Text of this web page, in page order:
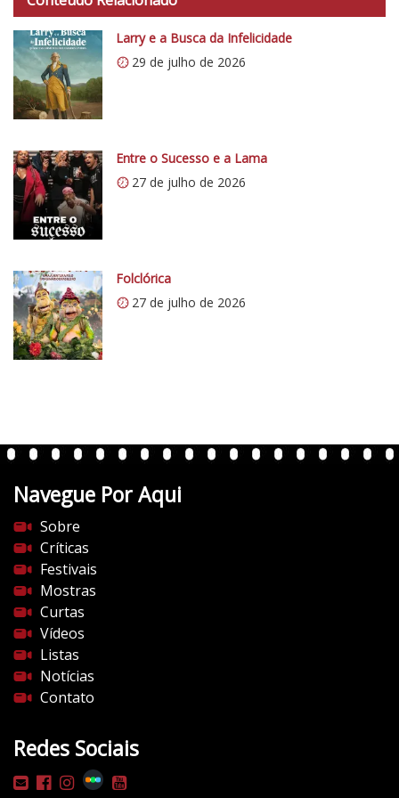
p
s
:
/
/
0
.
w
p
.
o
m
/
v
e
n
e
d
o
c
i
n
e
m
a
.
o
m
/
Larry e a Busca da Infelicidade
29 de julho de 2026
Entre o Sucesso e a Lama
27 de julho de 2026
Folclórica
27 de julho de 2026
Navegue Por Aqui
Sobre
Críticas
Festivais
Mostras
Curtas
Vídeos
Listas
Notícias
Contato
Redes Sociais